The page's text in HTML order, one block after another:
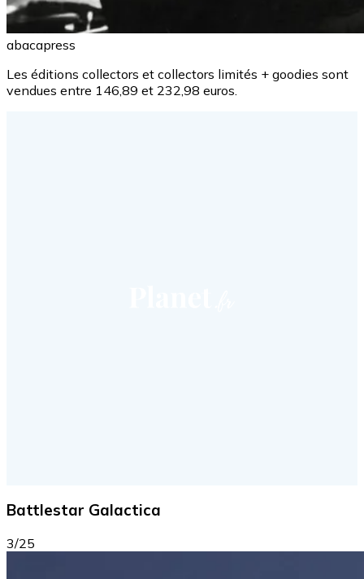
abacapress
Les éditions collectors et collectors limités + goodies sont
vendues entre 146,89 et 232,98 euros.
Battlestar Galactica
3/25